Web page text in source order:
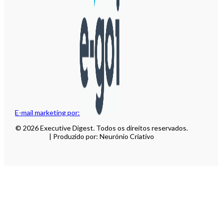
E-mail marketing por:
© 2026 Executive Digest. Todos os direitos reservados.
| Produzido por: Neurónio Criativo